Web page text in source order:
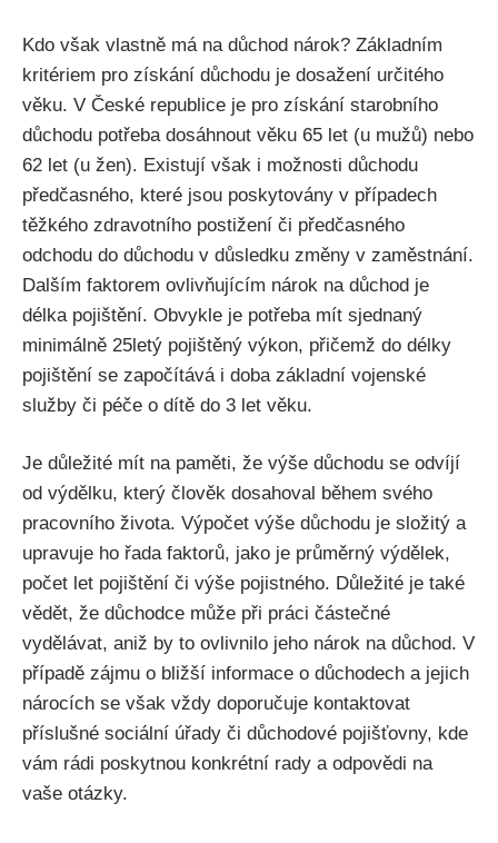
Kdo však vlastně má na důchod nárok? Základním
kritériem pro získání důchodu je dosažení určitého
věku. V České republice je pro získání starobního
důchodu potřeba dosáhnout věku 65 let (u mužů) nebo
62 let (u žen). Existují však i možnosti důchodu
předčasného, které jsou poskytovány v případech
těžkého zdravotního postižení či předčasného
odchodu do důchodu v důsledku změny v zaměstnání.
Dalším faktorem ovlivňujícím nárok na důchod je
délka pojištění. Obvykle je potřeba mít sjednaný
minimálně 25letý pojištěný výkon, přičemž do délky
pojištění se započítává i doba základní vojenské
služby či péče o dítě do 3 let věku.
Je důležité mít na paměti, že výše důchodu se odvíjí
od výdělku, který člověk dosahoval během svého
pracovního života. Výpočet výše důchodu je složitý a
upravuje ho řada faktorů, jako je průměrný výdělek,
počet let pojištění či výše pojistného. Důležité je také
vědět, že důchodce může při práci částečné
vydělávat, aniž by to ovlivnilo jeho nárok na důchod. V
případě zájmu o bližší informace o důchodech a jejich
nárocích se však vždy doporučuje kontaktovat
příslušné sociální úřady či důchodové pojišťovny, kde
vám rádi poskytnou konkrétní rady a odpovědi na
vaše otázky.